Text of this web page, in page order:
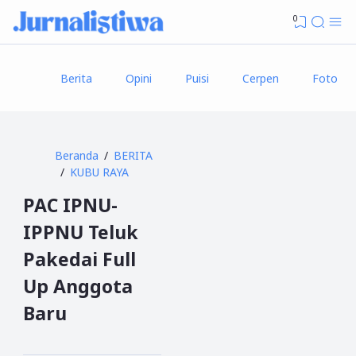
0
Berita Opini Puisi Cerpen Foto
Beranda
BERITA
KUBU RAYA
PAC IPNU-
IPPNU Teluk
Pakedai Full
Up Anggota
Baru